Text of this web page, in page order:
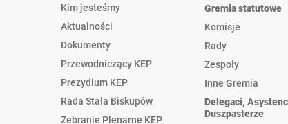
Kim jesteśmy
Aktualności
Dokumenty
Przewodniczący KEP
Prezydium KEP
Rada Stała Biskupów
Zebranie Plenarne KEP
Gremia statutowe
Komisje
Rady
Zespoły
Inne Gremia
Delegaci,
Duszpasterze